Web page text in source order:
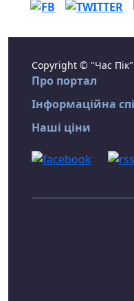
Copyright © "Час
Про портал
Інформаційна
Наші ціни